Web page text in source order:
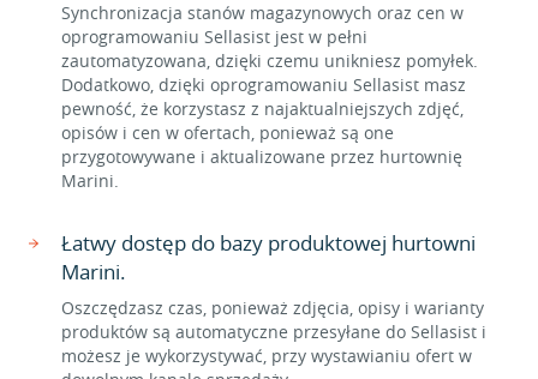
Synchronizacja stanów magazynowych oraz cen w
oprogramowaniu Sellasist jest w pełni
zautomatyzowana, dzięki czemu unikniesz pomyłek.
Dodatkowo, dzięki oprogramowaniu Sellasist masz
pewność, że korzystasz z najaktualniejszych zdjęć,
opisów i cen w ofertach, ponieważ są one
przygotowywane i aktualizowane przez hurtownię
Marini.
Łatwy dostęp do bazy produktowej hurtowni
Marini.
Oszczędzasz czas, ponieważ zdjęcia, opisy i warianty
produktów są automatyczne przesyłane do Sellasist i
możesz je wykorzystywać, przy wystawianiu ofert w